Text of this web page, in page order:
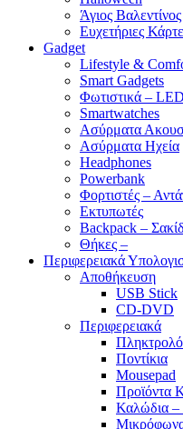
Άγιος Βαλεντίνος
Ευχετήριες
Gadget
Lifestyle &
Smart Gadgets
Φωτιστικά – LED
Smartwatches
Ασύρματα
Ασύρματα Ηχεία
Headphones
Powerbank
Φορτιστές –
Εκτυπωτές
Backpack –
Θήκες –
Περιφερειακά
Αποθήκευση
USB Stick
CD-DVD
Περιφερειακά
Ποντίκια
Mousepad
Προϊόντα
Καλώδια –